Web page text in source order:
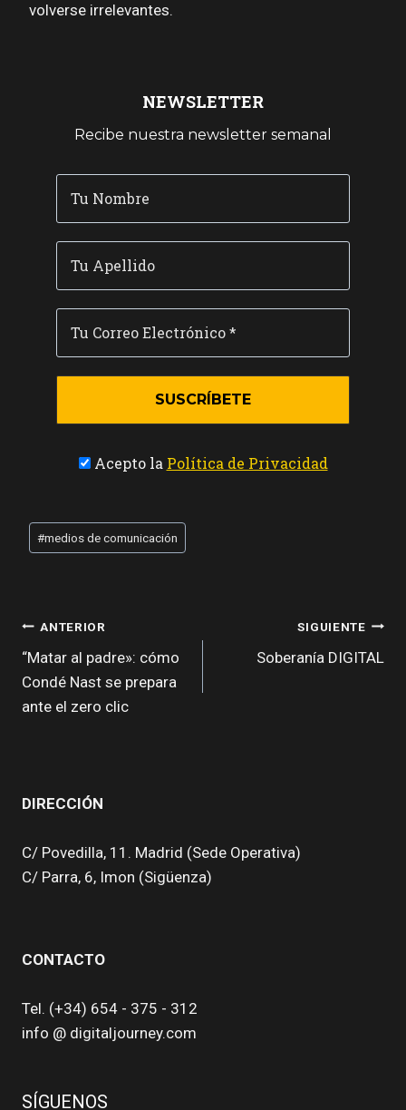
volverse irrelevantes.
NEWSLETTER
Recibe nuestra newsletter semanal
Acepto la Política de Privacidad
Etiquetas
de
#medios de comunicación
NAVEGACIÓN
DE
ENTRADAS
ANTERIOR
“Matar al padre»: cómo
Condé Nast se prepara
ante el zero clic
SIGUIENTE
Soberanía DIGITAL
DIRECCIÓN
C/ Povedilla, 11. Madrid (Sede Operativa)
C/ Parra, 6, Imon (Sigüenza)
CONTACTO
Tel. (+34) 654 - 375 - 312
info @ digitaljourney.com
SÍGUENOS